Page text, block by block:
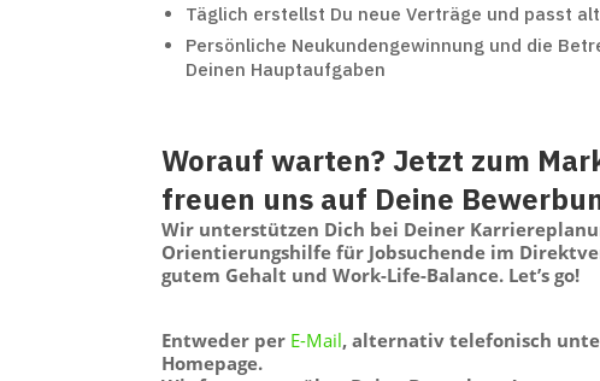
Täglich erstellst Du neue Verträge und passt
Persönliche Neukundengewinnung und die
Deinen Hauptaufgaben
Worauf warten? Jetzt zum
freuen uns auf Deine
Wir unterstützen Dich bei Deiner
Orientierungshilfe für Jobsuchende im
gutem Gehalt und Work-Life-Balance. Let’s go!
Entweder per E-Mail, alternativ telefonisch
Homepage.